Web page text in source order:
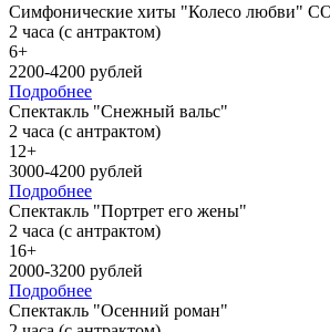
Симфонические хиты "Колесо любви"
2 часа (с антрактом)
6+
2200-4200 рублей
Подробнее
Спектакль "Снежный вальс"
2 часа (с антрактом)
12+
3000-4200 рублей
Подробнее
Спектакль "Портрет его жены"
2 часа (с антрактом)
16+
2000-3200 рублей
Подробнее
Спектакль "Осенний роман"